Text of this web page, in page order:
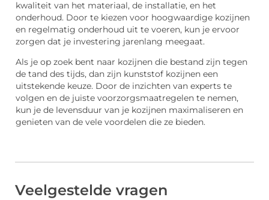
kwaliteit van het materiaal, de installatie, en het
onderhoud. Door te kiezen voor hoogwaardige kozijnen
en regelmatig onderhoud uit te voeren, kun je ervoor
zorgen dat je investering jarenlang meegaat.
Als je op zoek bent naar kozijnen die bestand zijn tegen
de tand des tijds, dan zijn kunststof kozijnen een
uitstekende keuze. Door de inzichten van experts te
volgen en de juiste voorzorgsmaatregelen te nemen,
kun je de levensduur van je kozijnen maximaliseren en
genieten van de vele voordelen die ze bieden.
Veelgestelde vragen